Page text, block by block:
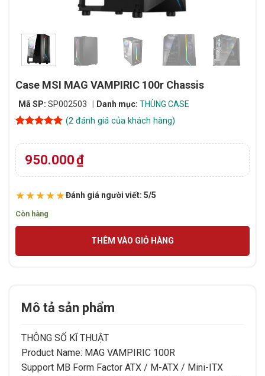
Case MSI MAG VAMPIRIC 100r Chassis
Mã SP: SP002503 Danh mục: THÙNG CASE
dựa trên
đánh giá
(2 đánh giá của khách hàng)
950.000₫
★★★★★Đánh giá người viết: 5/5
Còn hàng
THÊM VÀO GIỎ HÀNG
Mô tả sản phẩm
THÔNG SỐ KĨ THUẬT
Product Name: MAG VAMPIRIC 100R
Support MB Form Factor ATX / M-ATX / Mini-ITX